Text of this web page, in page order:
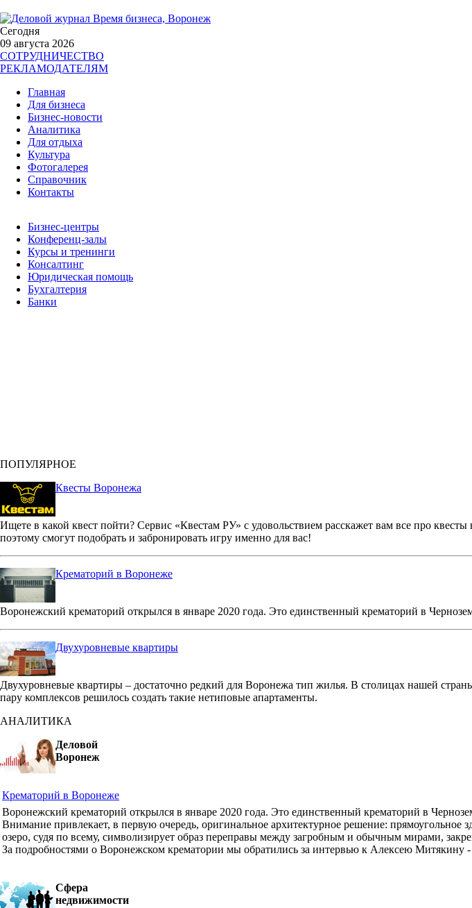
Сегодня
09 августа 2026
СОТРУДНИЧЕСТВО
РЕКЛАМОДАТЕЛЯМ
Главная
Для бизнеса
Бизнес-новости
Аналитика
Для отдыха
Культура
Фотогалерея
Справочник
Контакты
Бизнес-центры
Конференц-залы
Курсы и тренинги
Консалтинг
Юридическая помощь
Бухгалтерия
Банки
ПОПУЛЯРНОЕ
Квесты Воронежа
Ищете в какой квест пойти? Сервис «Квестам РУ» с удовольствием расскажет вам все про
поэтому смогут подобрать и забронировать игру именно для вас!
Крематорий в Воронеже
Воронежский крематорий открылся в январе 2020 года. Это единственный крематорий в
Двухуровневые квартиры
Двухуровневые квартиры – достаточно редкий для Воронежа тип жилья. В столицах нашей
пару комплексов решилось создать такие нетиповые апартаменты.
АНАЛИТИКА
Деловой
Воронеж
Крематорий в Воронеже
Воронежский крематорий открылся в январе 2020 года. Это единственный крематорий в
Внимание привлекает, в первую очередь, оригинальное архитектурное решение:
озеро, судя по всему, символизирует образ переправы между загробным и обычным мирами,
За подробностями о Воронежском крематории мы обратились за интервью к Алексею
Сфера
недвижимости